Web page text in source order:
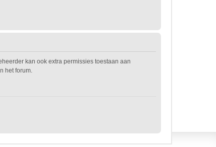
kan ook extra permissies toestaan aan
het forum.